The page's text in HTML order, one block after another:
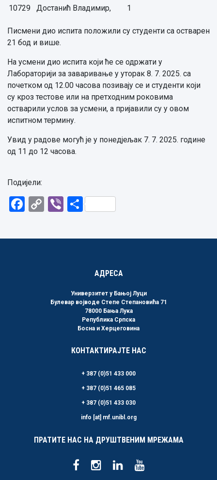
10729
Достанић Владимир, 1
Писмени дио испита положили су студенти са остварен
21 бод и више.
На усмени дио испита који ће се одржати у
Лабораторији за заваривање у уторак 8. 7. 2025. са
почетком од 12.00 часова позивају се и студенти који
су кроз тестове или на претходним роковима
остварили услов за усмени, а пријавили су у овом
испитном термину.
Увид у радове могућ је у понедјељак 7. 7. 2025. године
од 11 до 12 часова.
Подијели:
Facebook
CopyViberShare
АДРЕСА
Универзитет у Бањој Луци
Булевар војводе Степе Степановића 71
78000 Бања Лука
Република Српска
Босна и Херцеговина
КОНТАКТИРАЈТЕ НАС
+ 387 (0)51 433 000
+ 387 (0)51 465 085
+ 387 (0)51 433 030
info [at] mf.unibl.org
ПРАТИТЕ НАС НА ДРУШТВЕНИМ МРЕЖАМА